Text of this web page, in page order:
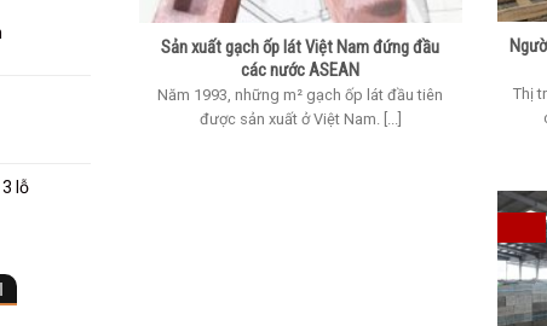
lỗ
Thị
Sản xuất gạch ốp lát Việt Nam đứng đầu
các nước ASEAN
Năm 1993, những m² gạch ốp lát đầu tiên
được sản xuất ở Việt Nam. [...]